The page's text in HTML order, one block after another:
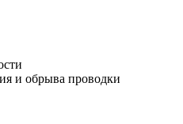
и обрыва проводки